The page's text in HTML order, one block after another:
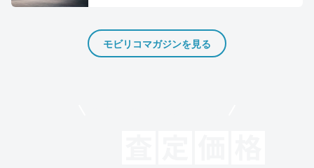
モビリコマガジンを見る